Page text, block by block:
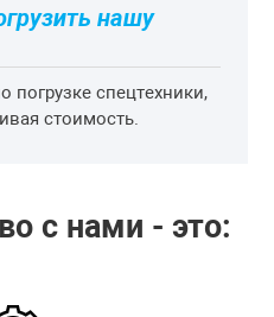
нашу
спецтехники,
стоимость.
с нами - это: